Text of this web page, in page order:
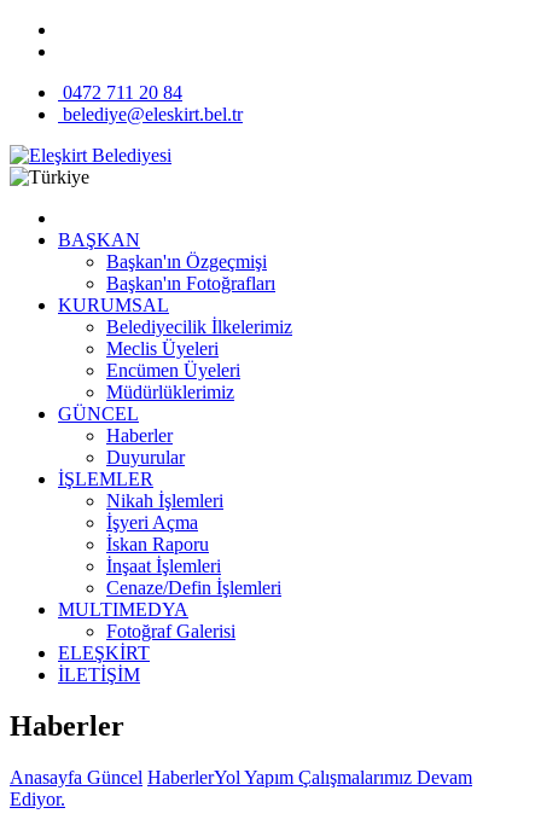
0472 711 20 84
belediye@eleskirt.bel.tr
BAŞKAN
Başkan'ın Özgeçmişi
Başkan'ın Fotoğrafları
KURUMSAL
Belediyecilik İlkelerimiz
Meclis Üyeleri
Encümen Üyeleri
Müdürlüklerimiz
GÜNCEL
Haberler
Duyurular
İŞLEMLER
Nikah İşlemleri
İşyeri Açma
İskan Raporu
İnşaat İşlemleri
Cenaze/Defin İşlemleri
MULTIMEDYA
Fotoğraf Galerisi
ELEŞKİRT
İLETİŞİM
Haberler
Anasayfa Güncel HaberlerYol Yapım Çalışmalarımız Devam
Ediyor.